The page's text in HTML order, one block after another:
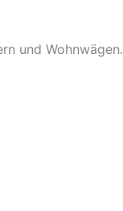
und Wohnwägen.